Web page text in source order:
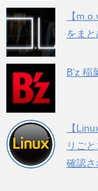
【
をまと
B’z 稲
【
リご
確認